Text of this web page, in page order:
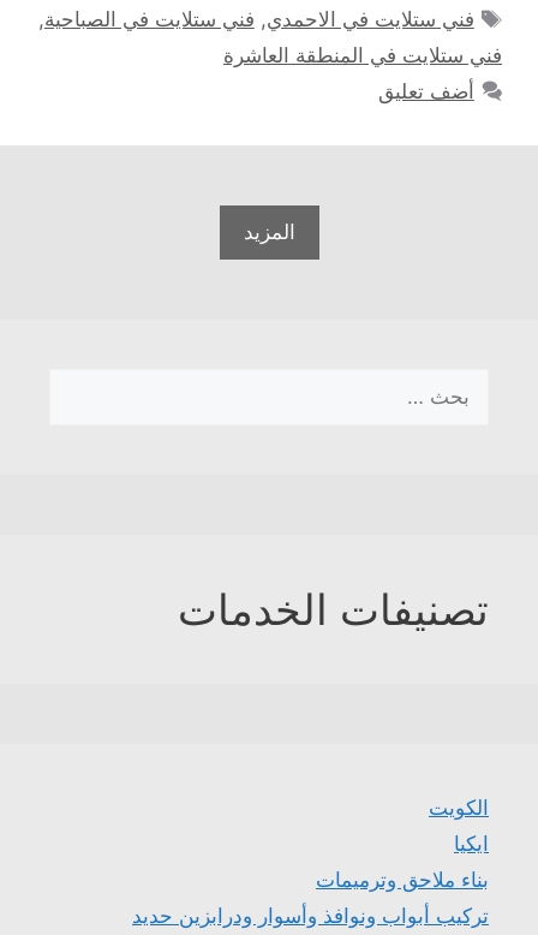
الوسوم
فني ستلايت في الاحمدي, فني ستلايت في الصباحية,
فني ستلايت في المنطقة العاشرة
أضف تعليق
المزيد
عن:
تصنيفات الخدمات
الكويت
ايكيا
بناء ملاحق وترميمات
تركيب أبواب ونوافذ وأسوار ودرابزين حديد